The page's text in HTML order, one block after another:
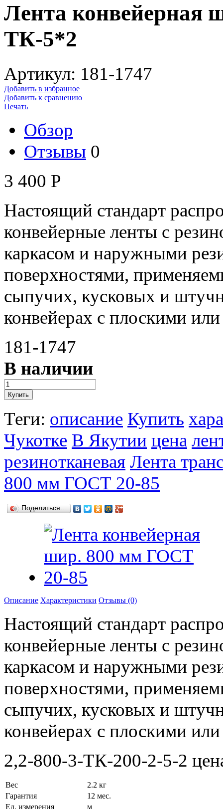
Лента конвейерная
ТК-5*2
Артикул: 181-1747
Добавить в избранное
Добавить к сравнению
Печать
Обзор
Отзывы 0
3 400 Р
Настоящий стандарт
конвейерные ленты с
каркасом и наружными
поверхностями,
сыпучих, кусковых и
конвейерах с плоскими
181-1747
В наличии
Теги: описание Купить
Чукотке В Якутии цена
резинотканевая Лента
800 мм ГОСТ 20-85
Поделиться…
Описание Характеристики Отзывы (0)
Настоящий стандарт
конвейерные ленты с
каркасом и наружными
поверхностями,
сыпучих, кусковых и
конвейерах с плоскими
2,2-800-3-ТК-200-2-5-2
Вес
2.2 кг
Гарантия
12 мес.
Ед. измерения
м